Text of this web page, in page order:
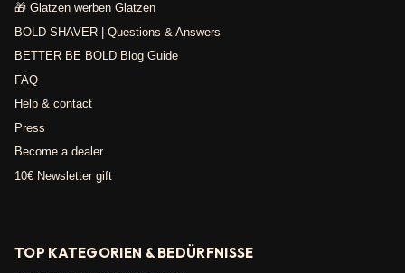
🎁 Glatzen werben Glatzen
BOLD SHAVER | Questions & Answers
BETTER BE BOLD Blog Guide
FAQ
Help & contact
Press
Become a dealer
10€ Newsletter gift
TOP KATEGORIEN & BEDÜRFNISSE